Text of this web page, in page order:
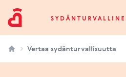
Sydänturvallinen Suomi
Vertaa sydänturvallisuutta